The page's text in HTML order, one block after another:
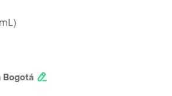
)
Bogotá